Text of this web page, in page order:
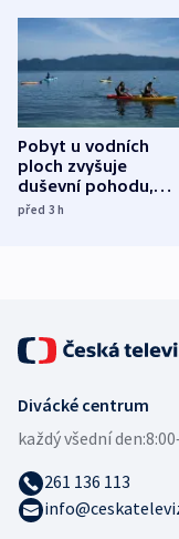
Pobyt u vodních
ploch zvyšuje
duševní pohodu,
ukázala
před 3h
Divácké centrum
každý všední den:
261 136 113